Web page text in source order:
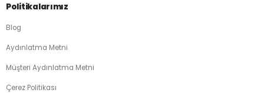
Politikalarımız
Blog
Aydınlatma Metni
Müşteri Aydınlatma Metni
Çerez Politikası